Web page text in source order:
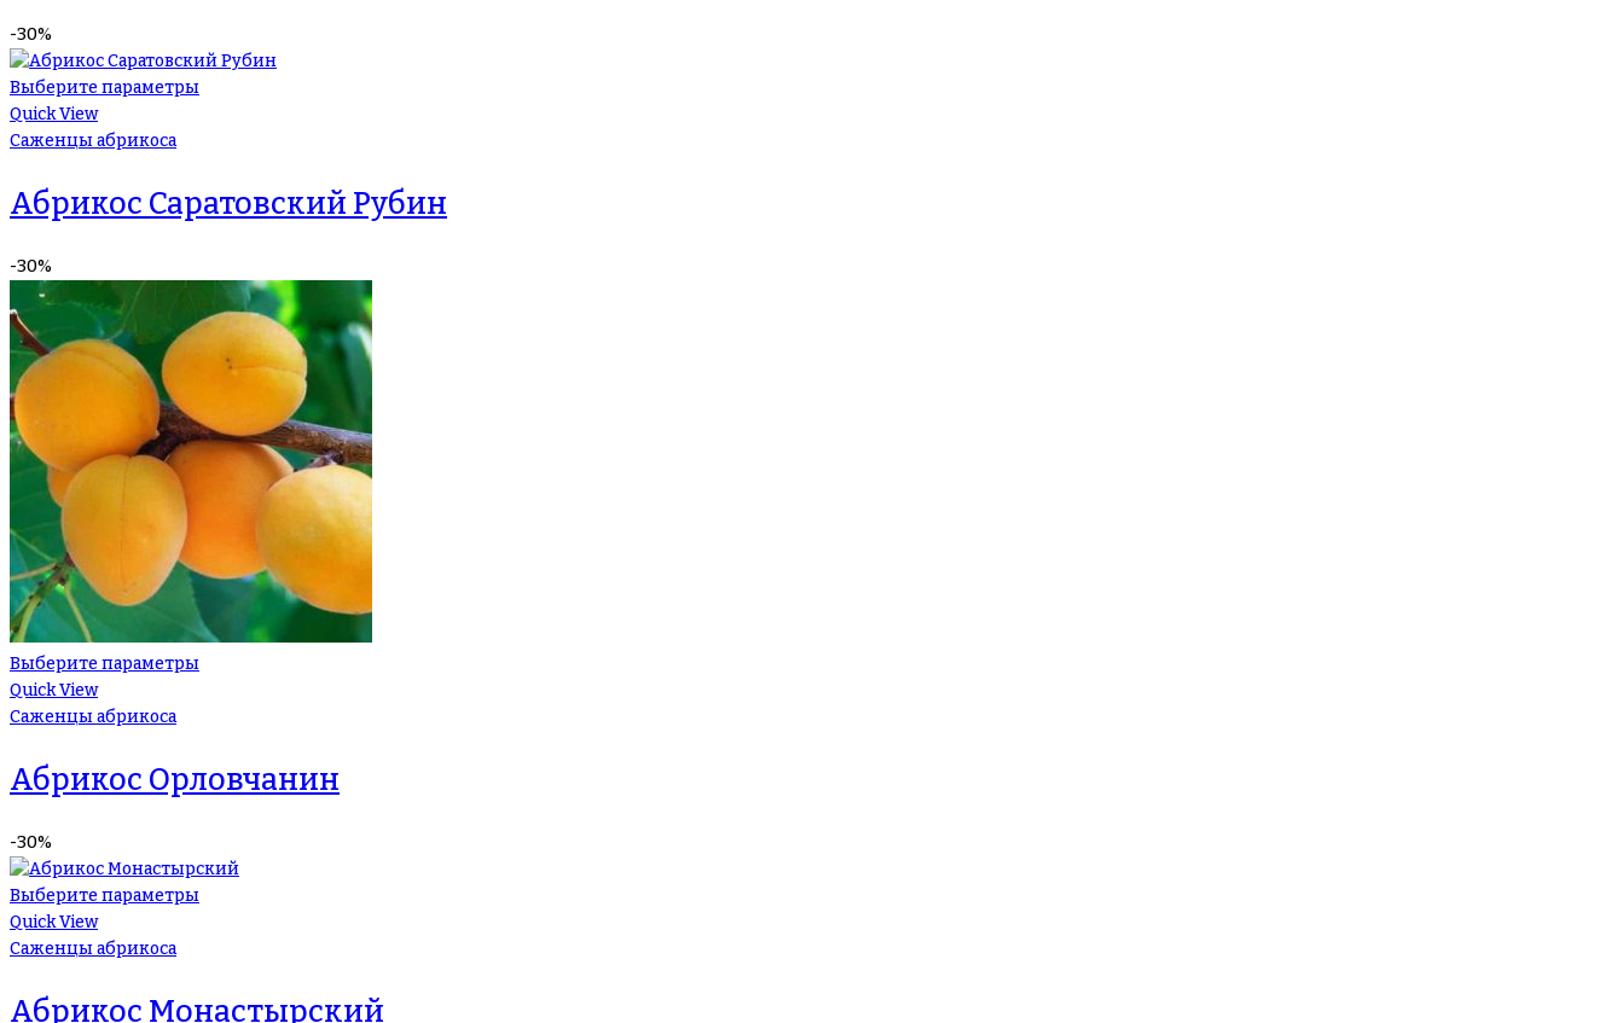
-30%
Выберите параметры
Quick View
Саженцы абрикоса
Абрикос Саратовский Рубин
-30%
Выберите параметры
Quick View
Саженцы абрикоса
Абрикос Орловчанин
-30%
Выберите параметры
Quick View
Саженцы абрикоса
Абрикос Монастырский